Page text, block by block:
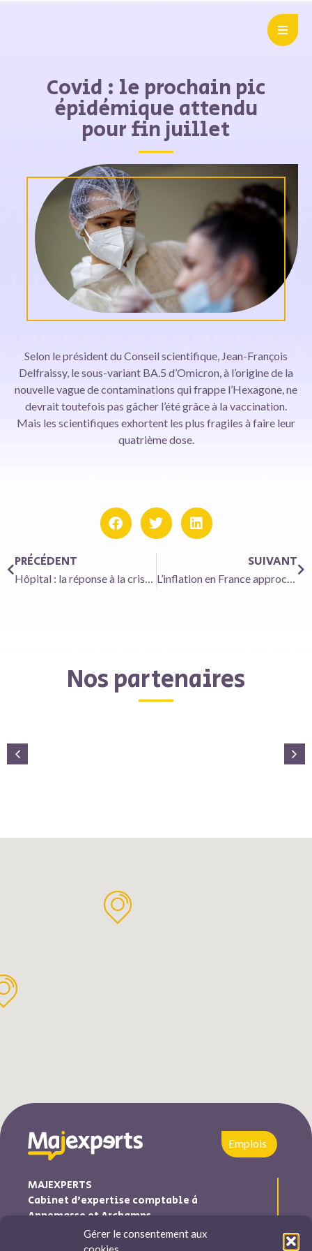
Gérer le consentement aux
Covid : le prochain pic
épidémique attendu
pour fin juillet
Selon le président du Conseil scientifique, Jean-François
Delfraissy, le sous-variant BA.5 d’Omicron, à l’origine de la
nouvelle vague de contaminations qui frappe l’Hexagone, ne
devrait toutefois pas gâcher l’été grâce à la vaccination.
Mais les scientifiques exhortent les plus fragiles à faire leur
quatrième dose.
PRÉCÉDENT
Hôpital : la réponse à la crise des urgences se fait attendre
SUIVANT
L’inflation en France approche la barre des 6 %
Nos partenaires
Emplois
MAJEXPERTS
Cabinet d’expertise comptable à
Annemasse et Archamps
Majexperts est inscrite au tableau de l’ordre des experts